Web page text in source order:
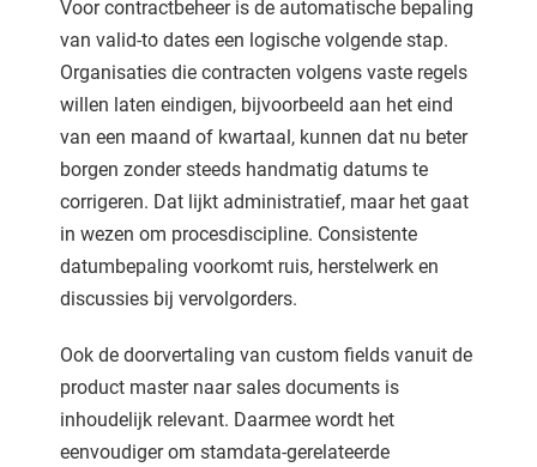
Voor contractbeheer is de automatische bepaling
van valid-to dates een logische volgende stap.
Organisaties die contracten volgens vaste regels
willen laten eindigen, bijvoorbeeld aan het eind
van een maand of kwartaal, kunnen dat nu beter
borgen zonder steeds handmatig datums te
corrigeren. Dat lijkt administratief, maar het gaat
in wezen om procesdiscipline. Consistente
datumbepaling voorkomt ruis, herstelwerk en
discussies bij vervolgorders.
Ook de doorvertaling van custom fields vanuit de
product master naar sales documents is
inhoudelijk relevant. Daarmee wordt het
eenvoudiger om stamdata-gerelateerde